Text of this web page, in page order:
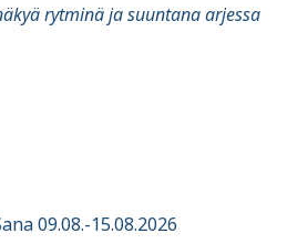
rytminä ja suuntana arjessa
09.08.-15.08.2026